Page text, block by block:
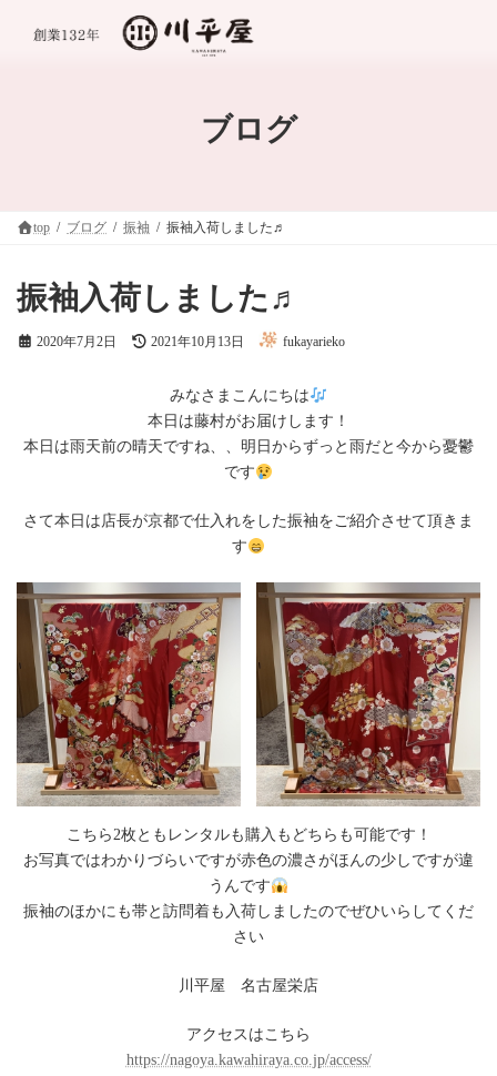
ブログ
top ブログ 振袖 振袖入荷しました♬
振袖入荷しました♬
2020年7月2日
最
日
時
:
2021年10月13日 fukayarieko
みなさまこんにちは
本日は藤村がお届けします！
本日は雨天前の晴天ですね、、明日からずっと雨だと今から憂鬱
です
さて本日は店長が京都で仕入れをした振袖をご紹介させて頂きま
す
こちら2枚ともレンタルも購入もどちらも可能です！
お写真ではわかりづらいですが赤色の濃さがほんの少しですが違
うんです
振袖のほかにも帯と訪問着も入荷しましたのでぜひいらしてくだ
さい
川平屋 名古屋栄店
アクセスはこちら
https://nagoya.kawahiraya.co.jp/access/